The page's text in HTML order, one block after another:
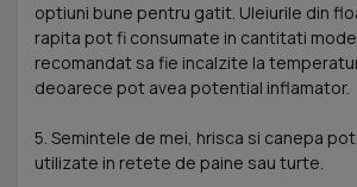
optiuni bune pentru gatit. Uleiurile din
rapita pot fi consumate in cantitati
recomandat sa fie incalzite la
deoarece pot avea potential inflamator.
5. Semintele de mei, hrisca si canepa
utilizate in retete de paine sau turte.